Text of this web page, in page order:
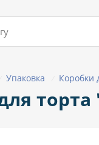
Упаковка Коробки